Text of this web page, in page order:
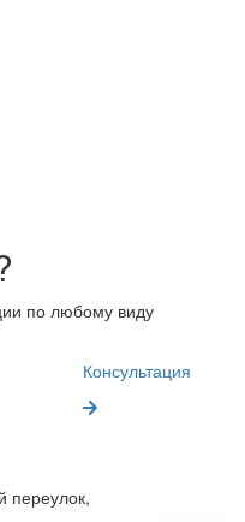
по любому виду
Консультация
переулок,